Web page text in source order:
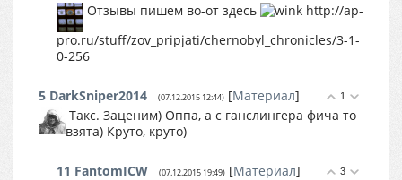
Отзывы пишем во-от здесь
http://ap-
pro.ru/stuff/zov_pripjati/chernobyl_chronicles/3-1-
0-256
1
5 DarkSniper2014 (07.12.2015 12:44) [Материал]
Такс. Заценим) Оппа, а с ганслингера фича то
взята) Круто, круто)
3
11 FantomICW (07.12.2015 19:49) [Материал]